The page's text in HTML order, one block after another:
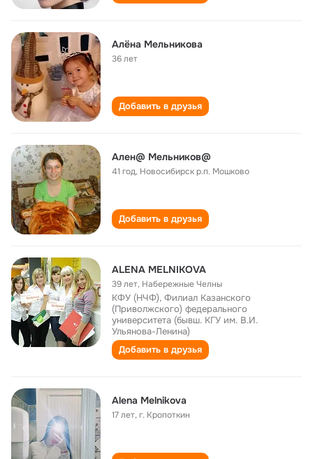
Алёна Мельникова
36 лет
Добавить в друзья
Ален@ Мельников@
41 год, Новосибирск р.п. Мошково
Добавить в друзья
ALENA MELNIKOVA
39 лет, Набережные Челны
КФУ (НЧФ), Филиал Казанского
(Приволжского) федерального
университета (бывш. КГУ им. В.И.
Ульянова-Ленина)
Добавить в друзья
Alena Melnikova
17 лет,г. Кропоткин